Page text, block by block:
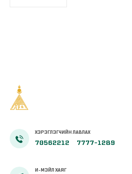
ХЭРЭГЛЭГЧИЙН ЛАВЛАХ
70562212 7777-1289
И-МЭЙЛ ХАЯГ